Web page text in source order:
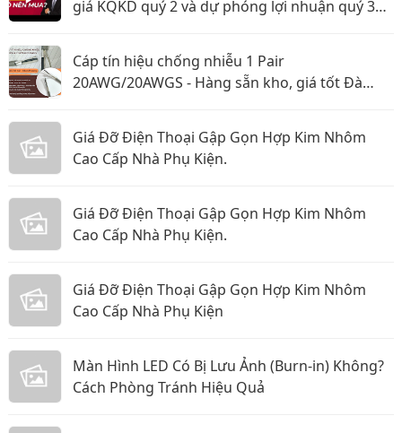
giá KQKD quý 2 và dự phóng lợi nhuận quý 3
Cáp tín hiệu chống nhiễu 1 Pair
20AWG/20AWGS - Hàng sẵn kho, giá tốt Đà
Giá Đỡ Điện Thoại Gập Gọn Hợp Kim Nhôm
Cao Cấp Nhà Phụ Kiện.
Giá Đỡ Điện Thoại Gập Gọn Hợp Kim Nhôm
Cao Cấp Nhà Phụ Kiện.
Giá Đỡ Điện Thoại Gập Gọn Hợp Kim Nhôm
Cao Cấp Nhà Phụ Kiện
Màn Hình LED Có Bị Lưu Ảnh (Burn-in) Không?
Cách Phòng Tránh Hiệu Quả